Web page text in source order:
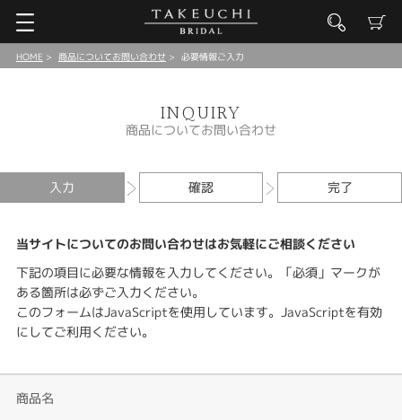
HOME 商品についてお問い合わせ 必要情報ご入力
INQUIRY
商品についてお問い合わせ
入力 確認 完了
当サイトについてのお問い合わせはお気軽にご相談ください
下記の項目に必要な情報を入力してください。「必須」マークが
ある箇所は必ずご入力ください。
このフォームはJavaScriptを使用しています。JavaScriptを有効
にしてご利用ください。
商品名